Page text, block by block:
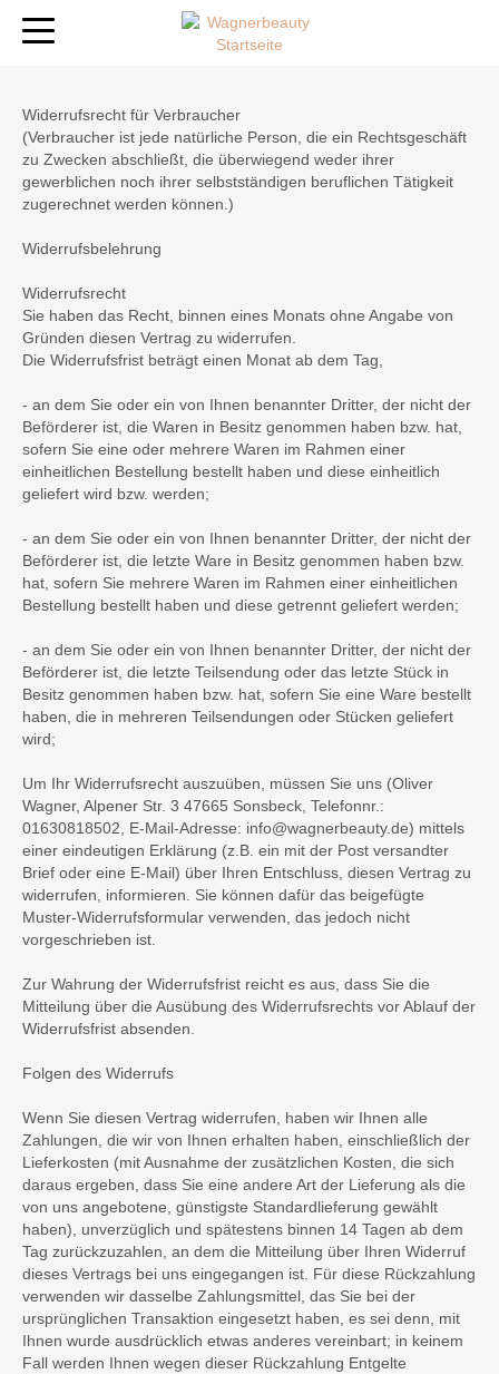
Widerrufsrecht für Verbraucher
(Verbraucher ist jede natürliche Person, die ein Rechtsgeschäft
zu Zwecken abschließt, die überwiegend weder ihrer
gewerblichen noch ihrer selbstständigen beruflichen Tätigkeit
zugerechnet werden können.)
Widerrufsbelehrung
Widerrufsrecht
Sie haben das Recht, binnen eines Monats ohne Angabe von
Gründen diesen Vertrag zu widerrufen.
Die Widerrufsfrist beträgt einen Monat ab dem Tag,
- an dem Sie oder ein von Ihnen benannter Dritter, der nicht der
Beförderer ist, die Waren in Besitz genommen haben bzw. hat,
sofern Sie eine oder mehrere Waren im Rahmen einer
einheitlichen Bestellung bestellt haben und diese einheitlich
geliefert wird bzw. werden;
- an dem Sie oder ein von Ihnen benannter Dritter, der nicht der
Beförderer ist, die letzte Ware in Besitz genommen haben bzw.
hat, sofern Sie mehrere Waren im Rahmen einer einheitlichen
Bestellung bestellt haben und diese getrennt geliefert werden;
- an dem Sie oder ein von Ihnen benannter Dritter, der nicht der
Beförderer ist, die letzte Teilsendung oder das letzte Stück in
Besitz genommen haben bzw. hat, sofern Sie eine Ware bestellt
haben, die in mehreren Teilsendungen oder Stücken geliefert
wird;
Um Ihr Widerrufsrecht auszuüben, müssen Sie uns (Oliver
Wagner, Alpener Str. 3 47665 Sonsbeck, Telefonnr.:
01630818502, E-Mail-Adresse: info@wagnerbeauty.de) mittels
einer eindeutigen Erklärung (z.B. ein mit der Post versandter
Brief oder eine E-Mail) über Ihren Entschluss, diesen Vertrag zu
widerrufen, informieren. Sie können dafür das beigefügte
Muster-Widerrufsformular verwenden, das jedoch nicht
vorgeschrieben ist.
Zur Wahrung der Widerrufsfrist reicht es aus, dass Sie die
Mitteilung über die Ausübung des Widerrufsrechts vor Ablauf der
Widerrufsfrist absenden.
Folgen des Widerrufs
Wenn Sie diesen Vertrag widerrufen, haben wir Ihnen alle
Zahlungen, die wir von Ihnen erhalten haben, einschließlich der
Lieferkosten (mit Ausnahme der zusätzlichen Kosten, die sich
daraus ergeben, dass Sie eine andere Art der Lieferung als die
von uns angebotene, günstigste Standardlieferung gewählt
haben), unverzüglich und spätestens binnen 14 Tagen ab dem
Tag zurückzuzahlen, an dem die Mitteilung über Ihren Widerruf
dieses Vertrags bei uns eingegangen ist. Für diese Rückzahlung
verwenden wir dasselbe Zahlungsmittel, das Sie bei der
ursprünglichen Transaktion eingesetzt haben, es sei denn, mit
Ihnen wurde ausdrücklich etwas anderes vereinbart; in keinem
Fall werden Ihnen wegen dieser Rückzahlung Entgelte